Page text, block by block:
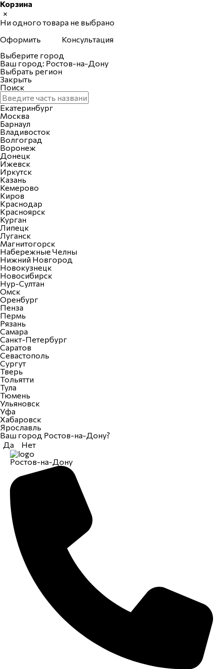
Корзина
×
Ни одного товара не выбрано
Оформить
Консультация
Выберите город
Ваш город: Ростов-на-Дону
Выбрать регион
Закрыть
Поиск
Екатеринбург
Москва
Барнаул
Владивосток
Волгоград
Воронеж
Донецк
Ижевск
Иркутск
Казань
Кемерово
Киров
Краснодар
Красноярск
Курган
Липецк
Луганск
Магнитогорск
Набережные Челны
Нижний Новгород
Новокузнецк
Новосибирск
Нур-Султан
Омск
Оренбург
Пенза
Пермь
Рязань
Самара
Санкт-Петербург
Саратов
Севастополь
Сургут
Тверь
Тольятти
Тула
Тюмень
Ульяновск
Уфа
Хабаровск
Ярославль
Ваш город Ростов-на-Дону?
Да
Нет
Ростов-на-Дону